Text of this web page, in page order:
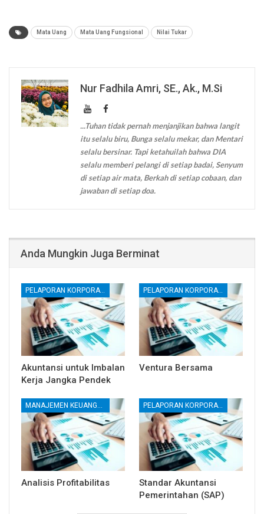
Mata Uang Mata Uang Fungsional Nilai Tukar
Nur Fadhila Amri, SE., Ak., M.Si
...Tuhan tidak pernah menjanjikan bahwa langit
itu selalu biru, Bunga selalu mekar, dan Mentari
selalu bersinar. Tapi ketahuilah bahwa DIA
selalu memberi pelangi di setiap badai, Senyum
di setiap air mata, Berkah di setiap cobaan, dan
jawaban di setiap doa.
Anda Mungkin Juga Berminat
PELAPORAN KORPORATE
Akuntansi untuk Imbalan
Kerja Jangka Pendek
PELAPORAN KORPORATE
Ventura Bersama
MANAJEMEN KEUANGAN
Analisis Profitabilitas
PELAPORAN KORPORATE
Standar Akuntansi
Pemerintahan (SAP)